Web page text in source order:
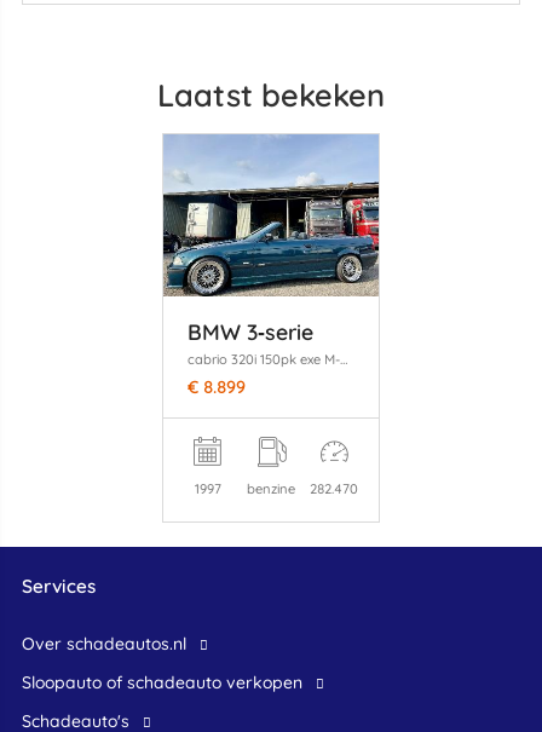
Laatst bekeken
BMW 3‑serie
cabrio 320i 150pk exe M-Sport individual - hardtop - 17 inch bbs breedset - verlaagd - clima - leer - boston grün
€ 8.899
1997 benzine 282.470
Services
Over schadeautos.nl
Sloopauto of schadeauto verkopen
Schadeauto's